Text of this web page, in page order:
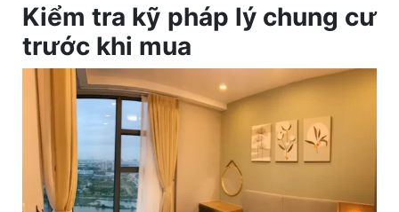
Kiểm tra kỹ pháp lý chung cư
trước khi mua